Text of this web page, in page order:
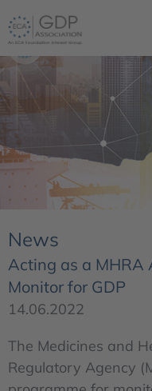
News
Acting as a MHRA
Monitor for GDP
14.06.2022
The Medicines and
Regulatory Agency